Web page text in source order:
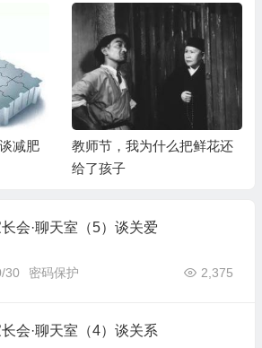
减肥
教师节，我为什么把鲜花还
给了孩子
会·聊天室（5）谈关爱
30 2,375
密码保护
会·聊天室（4）谈关系